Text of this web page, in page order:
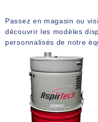
Passez en magasin ou
découvrir les modèles
personnalisés de notre